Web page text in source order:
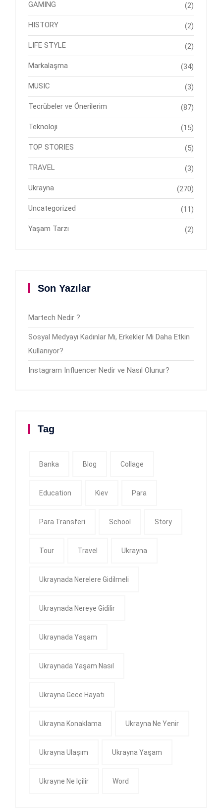
GAMING (2)
HISTORY (2)
LIFE STYLE (2)
Markalaşma (34)
MUSIC (3)
Tecrübeler ve Önerilerim (87)
Teknoloji (15)
TOP STORIES (5)
TRAVEL (3)
Ukrayna (270)
Uncategorized (11)
Yaşam Tarzı (2)
Son Yazılar
Martech Nedir ?
Sosyal Medyayı Kadınlar Mı, Erkekler Mi Daha Etkin
Kullanıyor?
Instagram Influencer Nedir ve Nasıl Olunur?
Tag
Banka Blog Collage
Education Kiev Para
Para Transferi School Story
Tour Travel Ukrayna
Ukraynada Nerelere Gidilmeli
Ukraynada Nereye Gidilir
Ukraynada Yaşam
Ukraynada Yaşam Nasıl
Ukrayna Gece Hayatı
Ukrayna Konaklama Ukrayna Ne Yenir
Ukrayna Ulaşım Ukrayna Yaşam
Ukrayne Ne Içilir Word